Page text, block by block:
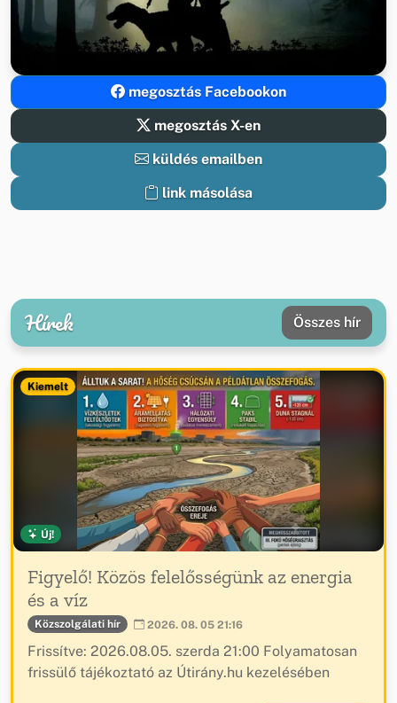
megosztás Facebookon
megosztás X-en
küldés emailben
link másolása
Hírek Összes hír
Kiemelt
Új!
Figyelő! Közös felelősségünk az energia
és a víz
Közszolgálati hír 2026. 08. 05 21:16
Frissítve: 2026.08.05. szerda 21:00 Folyamatosan
frissülő tájékoztató az Útirány.hu kezelésében